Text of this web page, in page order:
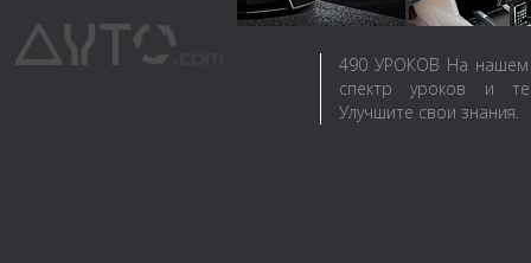
490 УРОКОВ На нашем
спектр уроков и
Улучшите свои знания.